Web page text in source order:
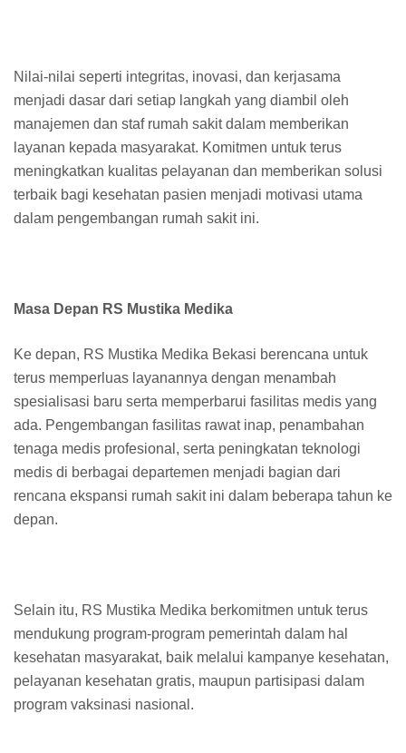
Nilai-nilai seperti integritas, inovasi, dan kerjasama
menjadi dasar dari setiap langkah yang diambil oleh
manajemen dan staf rumah sakit dalam memberikan
layanan kepada masyarakat. Komitmen untuk terus
meningkatkan kualitas pelayanan dan memberikan solusi
terbaik bagi kesehatan pasien menjadi motivasi utama
dalam pengembangan rumah sakit ini.
Masa Depan RS Mustika Medika
Ke depan, RS Mustika Medika Bekasi berencana untuk
terus memperluas layanannya dengan menambah
spesialisasi baru serta memperbarui fasilitas medis yang
ada. Pengembangan fasilitas rawat inap, penambahan
tenaga medis profesional, serta peningkatan teknologi
medis di berbagai departemen menjadi bagian dari
rencana ekspansi rumah sakit ini dalam beberapa tahun ke
depan.
Selain itu, RS Mustika Medika berkomitmen untuk terus
mendukung program-program pemerintah dalam hal
kesehatan masyarakat, baik melalui kampanye kesehatan,
pelayanan kesehatan gratis, maupun partisipasi dalam
program vaksinasi nasional.